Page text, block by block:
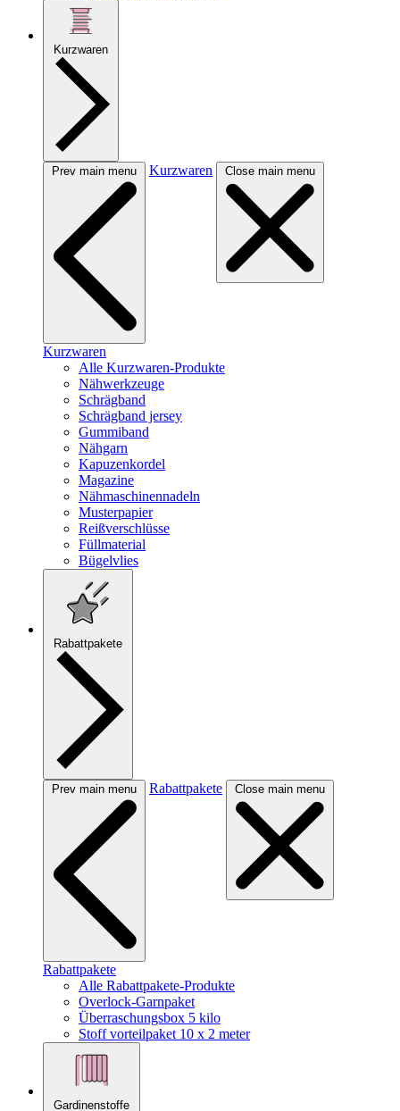
Kurzwaren
Prev main menu Kurzwaren Close main menu
Kurzwaren
Alle Kurzwaren-Produkte
Nähwerkzeuge
Schrägband
Schrägband jersey
Gummiband
Nähgarn
Kapuzenkordel
Magazine
Nähmaschinennadeln
Musterpapier
Reißverschlüsse
Füllmaterial
Bügelvlies
Rabattpakete
Prev main menu Rabattpakete Close main menu
Rabattpakete
Alle Rabattpakete-Produkte
Overlock-Garnpaket
Überraschungsbox 5 kilo
Stoff vorteilpaket 10 x 2 meter
Gardinenstoffe